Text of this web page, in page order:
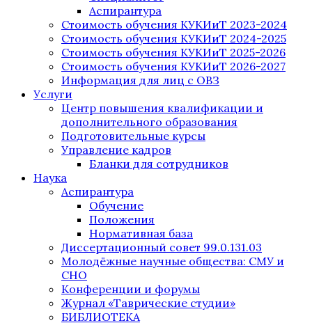
Аспирантура
Стоимость обучения КУКИиТ 2023-2024
Стоимость обучения КУКИиТ 2024-2025
Стоимость обучения КУКИиТ 2025-2026
Стоимость обучения КУКИиТ 2026-2027
Информация для лиц с ОВЗ
Услуги
Центр повышения квалификации и
дополнительного образования
Подготовительные курсы
Управление кадров
Бланки для сотрудников
Наука
Аспирантура
Обучение
Положения
Нормативная база
Диссертационный совет 99.0.131.03
Молодёжные научные общества: СМУ и
СНО
Конференции и форумы
Журнал «Таврические студии»
БИБЛИОТЕКА